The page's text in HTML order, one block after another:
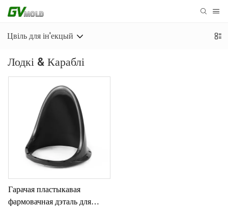
Цвіль для ін'екцый
Лодкі & Караблі
Гарачая пластыкавая
фармовачная дэталь для